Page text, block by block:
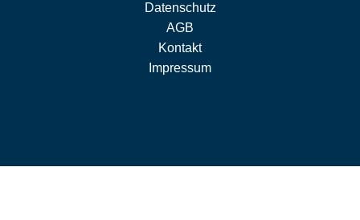
Datenschutz
AGB
Kontakt
Impressum